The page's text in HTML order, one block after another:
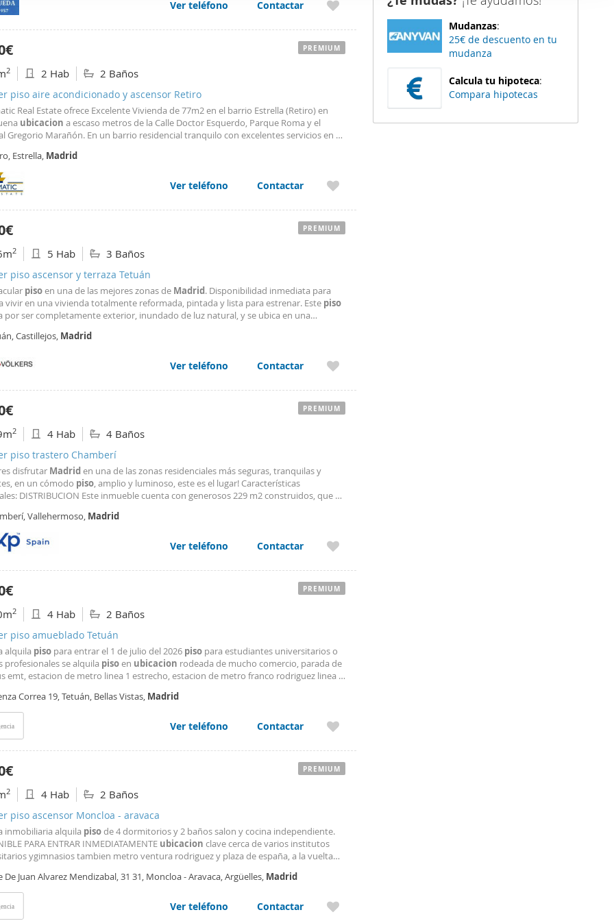
se usan para personalizar el contenido y los anuncios, ofrecer funciones
el tráfico. Además, compartimos información sobre el uso que haga del
de redes sociales, publicidad y análisis web, quienes pueden
Ver teléfono Contactar
2 2 Hab 2 Baños
piso aire acondicionado y ascensor Retiro
Real Estate ofrece Excelente Vivienda de 77m2 en el barrio Estrella (Retiro) en
ubicacion a escaso metros de la Calle Doctor Esquerdo, Parque Roma y el
Gregorio Marañón. En un barrio residencial tranquilo con excelentes servicios en el
hospitales y amplias zonas verdes
Estrella, Madrid
Ver teléfono Contactar
PREMIUM
2 5 Hab 3 Baños
piso ascensor y terraza Tetuán
pisoen una de las mejores zonas de Madrid. Disponibilidad inmediata para
vivir en una vivienda totalmente reformada, pintada y lista para estrenar. Este piso
por ser completamente exterior, inundado de luz natural, y se ubica en una
y a 4min de la estación de metro de Cuzco
Castillejos, Madrid
Ver teléfono Contactar
PREMIUM
2 4 Hab 4 Baños
piso trastero Chamberí
disfrutar Madriden una de las zonas residenciales más seguras, tranquilas y
en un cómodo piso, amplio y luminoso, este es el lugar! Características
DISTRIBUCION Este inmueble cuenta con generosos 229 m2 construidos, que se
como espacios multifuncionales
Vallehermoso, Madrid
Ver teléfono Contactar
PREMIUM
2 4 Hab 2 Baños
piso amueblado Tetuán
alquila piso para entrar el 1 de julio del 2026 piso para estudiantes universitarios o
profesionales se alquila pisoen ubicacion rodeada de mucho comercio, parada de
emt, estacion de metro linea 1 estrecho, estacion de metro franco rodriguez linea 7
armarios mesa de noche
Correa 19, Tetuán, Bellas Vistas, Madrid
Ver teléfono Contactar
PREMIUM
2 4 Hab 2 Baños
piso ascensor Moncloa - aravaca
inmobiliaria alquila pisode 4 dormitorios y 2 baños salon y cocina independiente.
PARA ENTRAR INMEDIATAMENTE ubicacion clave cerca de varios institutos
ygimnasios tambien metro ventura rodriguez y plaza de españa, a la vuelta
armario y alguna comoda el salon posee 1
De Juan Alvarez Mendizabal, 31 31, Moncloa - Aravaca, Argüelles, Madrid
Ver teléfono Contactar
PREMIUM
Mudanzas:
25€ de descuento en tu
mudanza
Calcula tu hipoteca:
Compara hipotecas